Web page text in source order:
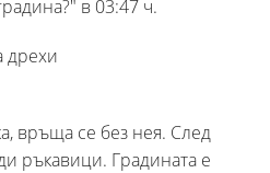
в 03:47 ч.
дрехи
връща се без нея. След
ръкавици. Градината е